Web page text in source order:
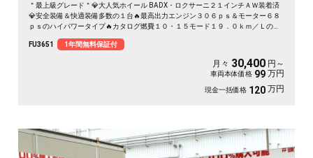
＂最上級グレード＂💎大人気ホイール BADX・ロクサーニ２１インチＡＷ装着済
💎安全装備＆快適装備多数の１台🔥最高出力エンジン３０６ｐｓ＆モーター６８
ｐｓのハイパワータイプ🔥カタログ燃費１０・１５モード１９．０ｋｍ／Ｌの驚
🎶📱📞フルセグＴＶ内臓型📺走行中映像視聴可能👀💎高級感溢れるウッド調パネ
ル＆本革シート＆パワーシートタイプ💺レーダークルーズコントロール機能付で
楽々高速走行＂シートエアコン＆全席シートヒーター付の快適装備✨リア電動シ
FU3651 1年間無料保証付
月々 30,400 円～
車両本体価格 99 万円
現金一括価格 120 万円